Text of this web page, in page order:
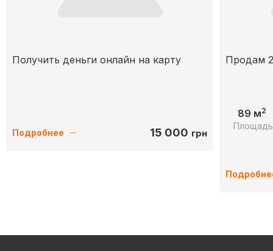
Получить деньги онлайн на карту
Подробнее 15 000 грн
Продам
89 м2
Площадь